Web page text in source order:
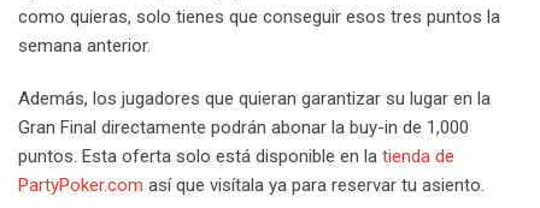
como quieras, solo tienes que conseguir esos tres puntos la
semana anterior.
Además, los jugadores que quieran garantizar su lugar en la
Gran Final directamente podrán abonar la buy-in de 1,000
puntos. Esta oferta solo está disponible en la tienda de
PartyPoker.com así que visítala ya para reservar tu asiento.